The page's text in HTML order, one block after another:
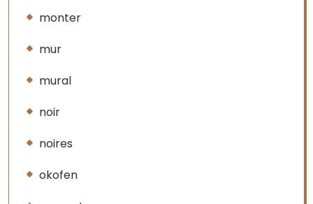
monter
mur
mural
noir
noires
okofen